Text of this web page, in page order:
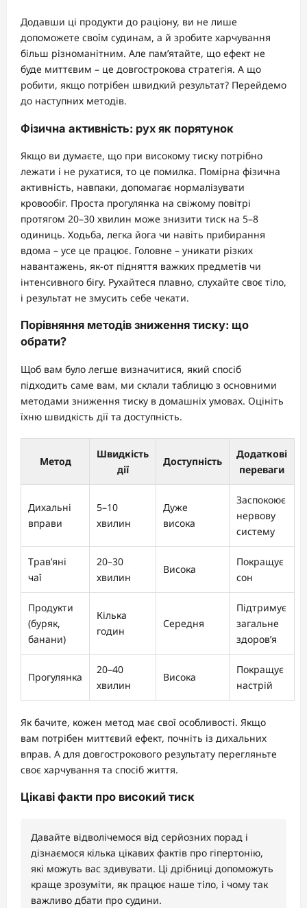
Додавши ці продукти до раціону, ви не лише
допоможете своїм судинам, а й зробите харчування
більш різноманітним. Але пам’ятайте, що ефект не
буде миттєвим – це довгострокова стратегія. А що
робити, якщо потрібен швидкий результат? Перейдемо
до наступних методів.
Фізична активність: рух як порятунок
Якщо ви думаєте, що при високому тиску потрібно
лежати і не рухатися, то це помилка. Помірна фізична
активність, навпаки, допомагає нормалізувати
кровообіг. Проста прогулянка на свіжому повітрі
протягом 20–30 хвилин може знизити тиск на 5–8
одиниць. Ходьба, легка йога чи навіть прибирання
вдома – усе це працює. Головне – уникати різких
навантажень, як-от підняття важких предметів чи
інтенсивного бігу. Рухайтеся плавно, слухайте своє тіло,
і результат не змусить себе чекати.
Порівняння методів зниження тиску: що
обрати?
Щоб вам було легше визначитися, який спосіб
підходить саме вам, ми склали таблицю з основними
методами зниження тиску в домашніх умовах. Оцініть
їхню швидкість дії та доступність.
Метод
Швидкість
дії
Доступність
Додаткові
переваги
Дихальні
вправи
5–10
хвилин
Дуже
висока
Заспокоює
нервову
систему
Трав’яні
чаї
20–30
хвилин
Висока
Покращує
сон
Продукти
(буряк,
банани)
Кілька
годин
Середня
Підтримує
загальне
здоров’я
Прогулянка
20–40
хвилин
Висока
Покращує
настрій
Як бачите, кожен метод має свої особливості. Якщо
вам потрібен миттєвий ефект, почніть із дихальних
вправ. А для довгострокового результату перегляньте
своє харчування та спосіб життя.
Цікаві факти про високий тиск
Давайте відволічемося від серйозних порад і
дізнаємося кілька цікавих фактів про гіпертонію,
які можуть вас здивувати. Ці дрібниці допоможуть
краще зрозуміти, як працює наше тіло, і чому так
важливо дбати про судини.